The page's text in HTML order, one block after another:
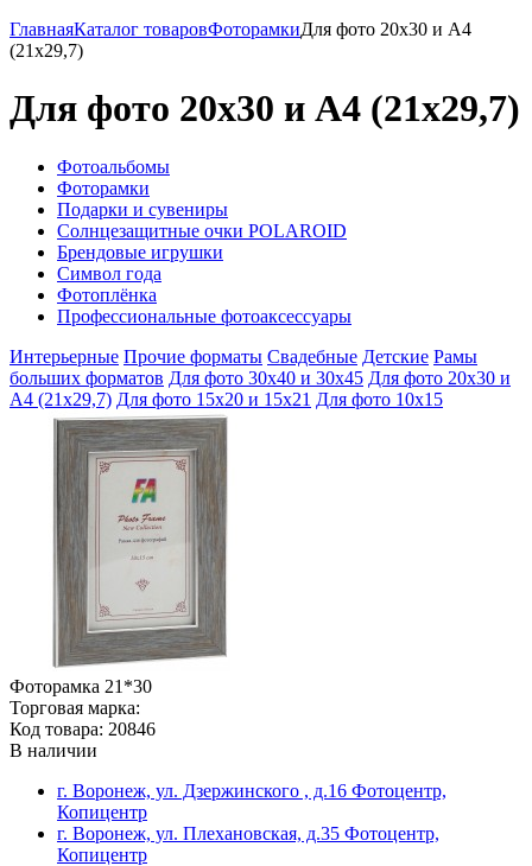
ГлавнаяКаталог товаровФоторамкиДля фото 20х30 и А4
(21х29,7)
Для фото 20х30 и А4 (21х29,7)
Фотоальбомы
Фоторамки
Подарки и сувениры
Солнцезащитные очки POLAROID
Брендовые игрушки
Символ года
Фотоплёнка
Профессиональные фотоаксессуары
Интерьерные Прочие форматы Свадебные Детские Рамы
больших форматов Для фото 30х40 и 30х45 Для фото 20х30 и
А4 (21х29,7) Для фото 15х20 и 15х21 Для фото 10х15
Фоторамка 21*30
Торговая марка:
Код товара: 20846
В наличии
г. Воронеж, ул. Дзержинского , д.16 Фотоцентр,
Копицентр
г. Воронеж, ул. Плехановская, д.35 Фотоцентр,
Копицентр